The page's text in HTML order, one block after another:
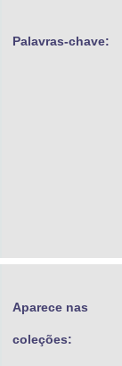
Palavras-chave:
Aparece nas
coleções: